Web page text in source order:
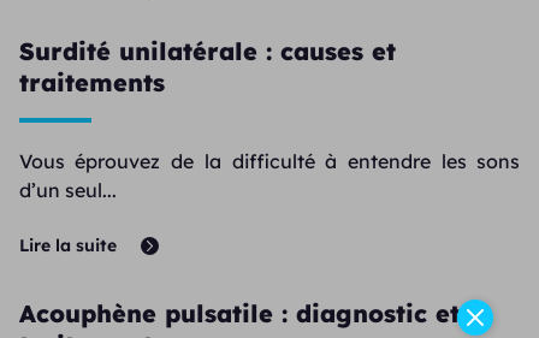
Surdité unilatérale : causes et
traitements
Vous éprouvez de la difficulté à entendre les sons
d’un seul...
Lire la suite
Acouphène pulsatile : diagnostic et